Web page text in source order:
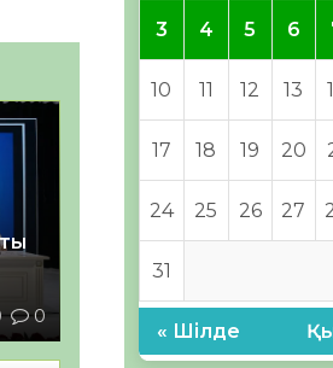
0
3 4 5 6
10 11 12 13
17 18 19 20
24 25 26 27
31
« Шілде